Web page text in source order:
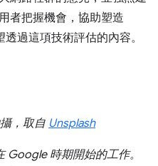
者把握機會，協助塑造
過這項技術評估的內容。
，取自 Unsplash
Google 時期開始的工作。